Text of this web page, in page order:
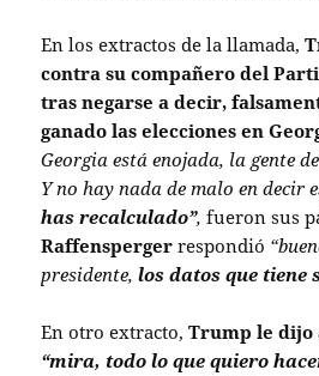
En los extractos de la llamada,
contra su compañero del
tras negarse a decir,
ganado las elecciones en
Georgia está enojada, la gente
Y no hay nada de malo en decir
has recalculado”, fueron sus
Raffensperger respondió
presidente,los datos que tiene
En otro extracto,Trump le dijo
“mira, todo lo que quiero